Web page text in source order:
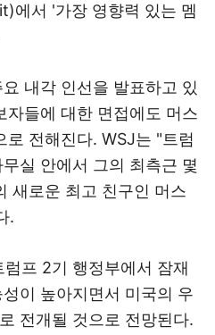
에서 '가장 영향력 있는 멤
내각 인선을 발표하고 있
자들에 대한 면접에도 머스
로 전해진다. WSJ는 "트럼
실 안에서 그의 최측근 몇
새로운 최고 친구인 머스
.
프 2기 행정부에서 잠재
이 높아지면서 미국의 우
전개될 것으로 전망된다.